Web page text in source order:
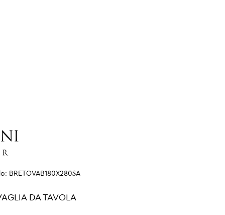
BRETOVAB180X280$A
DA TAVOLA